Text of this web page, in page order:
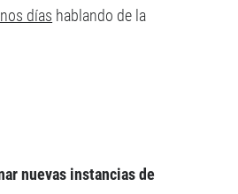
días hablando de la
nuevas instancias de